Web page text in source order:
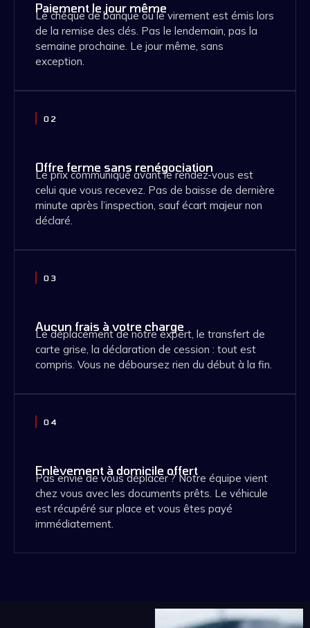
Paiement le jour même
Le chèque de banque ou le virement est émis lors
de la remise des clés. Pas le lendemain, pas la
semaine prochaine. Le jour même, sans
exception.
02
Offre ferme sans renégociation
Le prix communiqué avant le rendez-vous est
celui que vous recevez. Pas de baisse de dernière
minute après l’inspection, sauf écart majeur non
déclaré.
03
Aucun frais à votre charge
Le déplacement de notre expert, le transfert de
carte grise, la déclaration de cession : tout est
compris. Vous ne déboursez rien du début à la fin.
04
Enlèvement à domicile offert
Pas envie de vous déplacer ? Notre équipe vient
chez vous avec les documents prêts. Le véhicule
est récupéré sur place et vous êtes payé
immédiatement.